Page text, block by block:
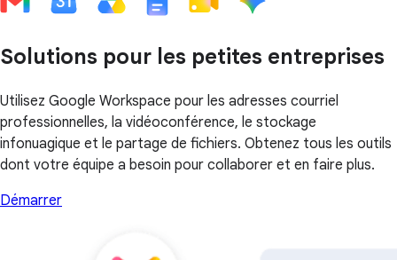
Solutions pour les petites entreprises
Utilisez Google Workspace pour les adresses courriel
professionnelles, la vidéoconférence, le stockage
infonuagique et le partage de fichiers. Obtenez tous les outils
dont votre équipe a besoin pour collaborer et en faire plus.
Démarrer